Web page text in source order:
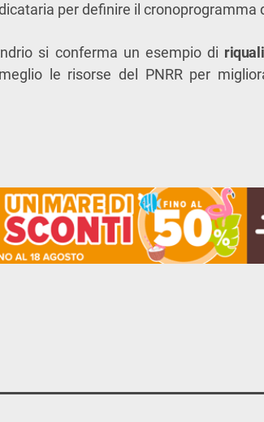
per definire il cronoprogramma
si conferma un esempio di
le risorse del PNRR per